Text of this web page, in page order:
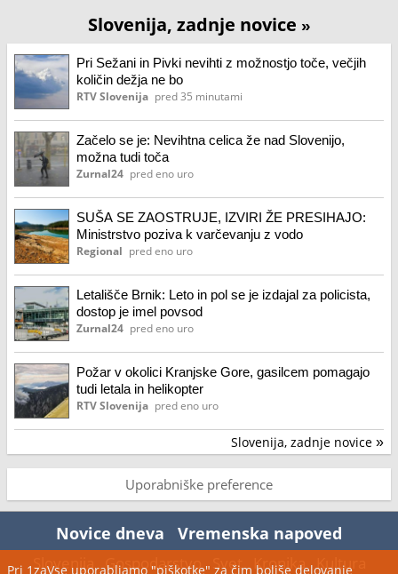
Slovenija, zadnje novice »
Pri Sežani in Pivki nevihti z možnostjo toče, večjih
količin dežja ne bo
RTV Slovenija pred 35 minutami
Začelo se je: Nevihtna celica že nad Slovenijo,
možna tudi toča
Zurnal24 pred eno uro
SUŠA SE ZAOSTRUJE, IZVIRI ŽE PRESIHAJO:
Ministrstvo poziva k varčevanju z vodo
Regional pred eno uro
Letališče Brnik: Leto in pol se je izdajal za policista,
dostop je imel povsod
Zurnal24 pred eno uro
Požar v okolici Kranjske Gore, gasilcem pomagajo
tudi letala in helikopter
RTV Slovenija pred eno uro
Slovenija, zadnje novice »
Uporabniške preference
Novice dneva Vremenska napoved
Slovenija Gospodarstvo Svet Kronika Kultura
Pri 1zaVse uporabljamo "piškotke" za čim boljše delovanje